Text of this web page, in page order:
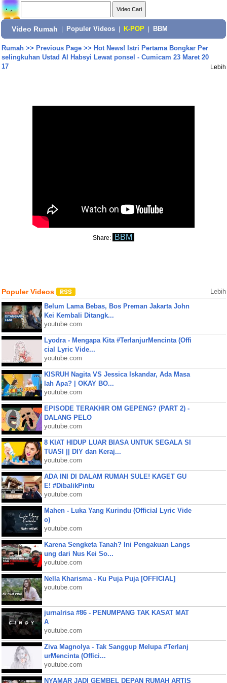
Video Rumah Populer Videos K-POP BBM
Rumah>> Previous Page>> Hot News! Istri Pertama Bongkar Per
selingkuhan Ustad Al Habsyi Lewat ponsel - Cumicam 23 Maret 20
17
Lebih
Share: BBM
Populer Videos Lebih
Belum Lama Bebas, Bos Preman Jakarta John
Kei Kembali Ditangk...
youtube.com
Lyodra - Mengapa Kita #TerlanjurMencinta (Offi
cial Lyric Vide...
youtube.com
KISRUH Nagita VS Jessica Iskandar, Ada Masa
lah Apa? | OKAY BO...
youtube.com
EPISODE TERAKHIR OM GEPENG? (PART 2) -
DALANG PELO
youtube.com
8 KIAT HIDUP LUAR BIASA UNTUK SEGALA SI
TUASI || DIY dan Keraj...
youtube.com
ADA INI DI DALAM RUMAH SULE! KAGET GU
E! #DibalikPintu
youtube.com
Mahen - Luka Yang Kurindu (Official Lyric Vide
o)
youtube.com
Karena Sengketa Tanah? Ini Pengakuan Langs
ung dari Nus Kei So...
youtube.com
Nella Kharisma - Ku Puja Puja [OFFICIAL]
youtube.com
jurnalrisa #86 - PENUMPANG TAK KASAT MAT
A
youtube.com
Ziva Magnolya - Tak Sanggup Melupa #Terlanj
urMencinta (Offici...
youtube.com
NYAMAR JADI GEMBEL DEPAN RUMAH ARTIS